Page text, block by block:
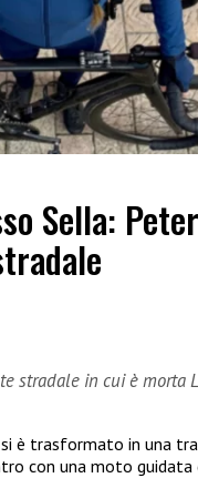
Sella:
stradale in cui è morta
è trasformato in una
con una moto guidata